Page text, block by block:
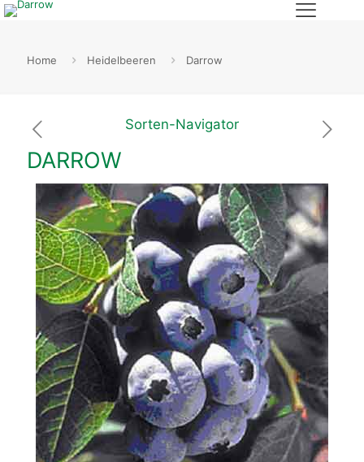
Home Heidelbeeren Darrow
Sorten-Navigator
DARROW